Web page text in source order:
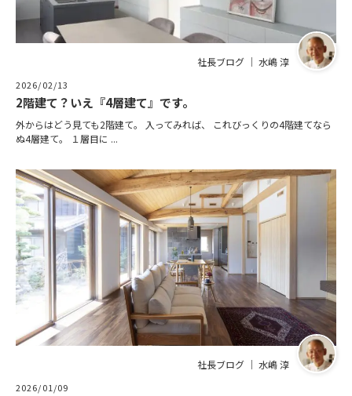
社長ブログ ｜ 水嶋 淳
2026/02/13
2階建て？いえ『4層建て』です。
外からはどう見ても2階建て。 入ってみれば、 これびっくりの4階建てなら
ぬ4層建て。 １層目に ...
社長ブログ ｜ 水嶋 淳
2026/01/09